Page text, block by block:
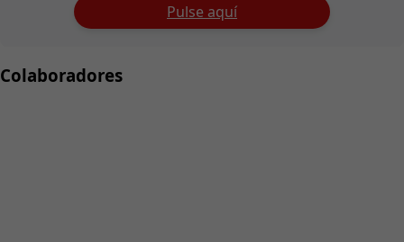
Pulse aquí
Colaboradores